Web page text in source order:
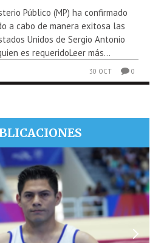
Público (MP) ha confirmado
a cabo de manera exitosa las
Unidos de Sergio Antonio
es requeridoLeer más...
30 OCT 0